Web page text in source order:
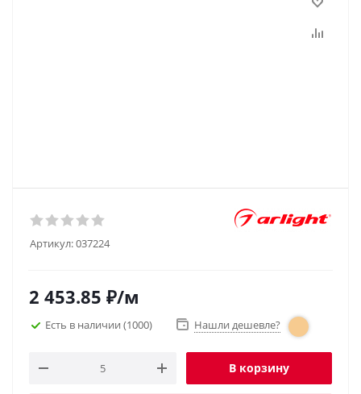
Артикул:037224
2 453.85 ₽/м
Есть в наличии (1000) Нашли дешевле?
В корзину